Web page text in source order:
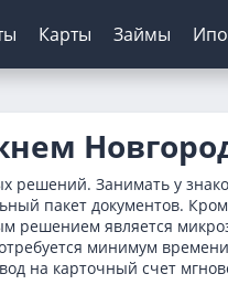
Карты Займы
зарплаты
Занимать у
пакет документов.
решением является
минимум
на карточный счет